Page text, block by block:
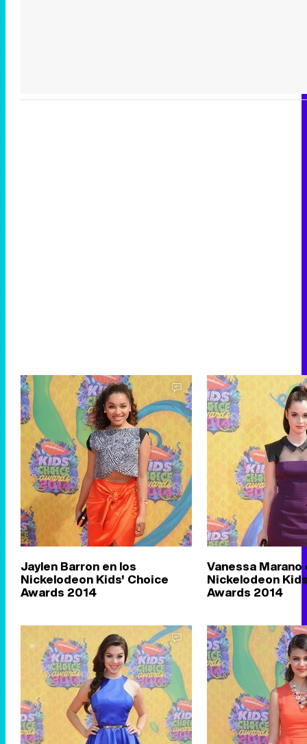
Jaylen Barron en los
Nickelodeon Kids' Choice
Awards 2014
Vanessa Marano
Nickelodeon
Awards 2014